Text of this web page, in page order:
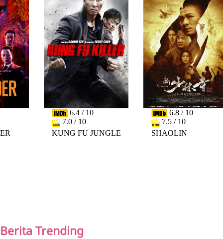
6.4 / 10
7.0 / 10
KUNG FU JUNGLE
6.8 / 10
7.5 / 10
SHAOLIN
Berita Trending